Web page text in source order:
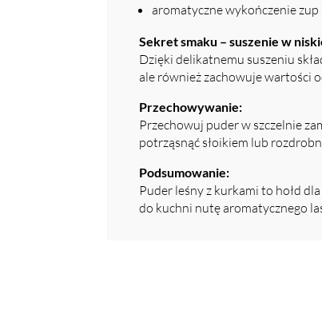
aromatyczne wykończenie
Sekret smaku – suszenie w
Dzięki delikatnemu suszeniu
ale również zachowuje wartości
Przechowywanie:
Przechowuj puder w szczelnie
potrząsnąć słoikiem lub
Podsumowanie:
Puder leśny z kurkami to hołd
do kuchni nutę aromatycznego